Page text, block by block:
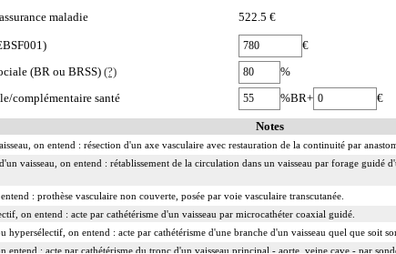
maladie 522.5 €
€
(BR ou BRSS) (?)
%
complémentaire santé
%BR+ €
Notes
on entend : résection d'un axe vasculaire avec restauration de la continuité par
vaisseau, on entend : rétablissement de la circulation dans un vaisseau par forage guidé
: prothèse vasculaire non couverte, posée par voie vasculaire transcutanée.
on entend : acte par cathétérisme d'un vaisseau par microcathéter coaxial guidé.
hypersélectif, on entend : acte par cathétérisme d'une branche d'un vaisseau quel que soit
entend : acte par cathétérisme du tronc d'un vaisseau principal - aorte, veine cave - par